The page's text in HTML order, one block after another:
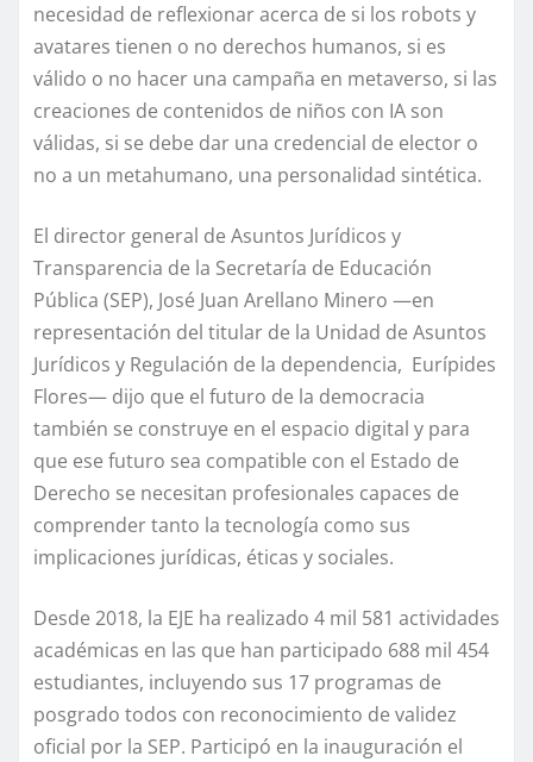
necesidad de reflexionar acerca de si los robots y
avatares tienen o no derechos humanos, si es
válido o no hacer una campaña en metaverso, si las
creaciones de contenidos de niños con IA son
válidas, si se debe dar una credencial de elector o
no a un metahumano, una personalidad sintética.
El director general de Asuntos Jurídicos y
Transparencia de la Secretaría de Educación
Pública (SEP), José Juan Arellano Minero —en
representación del titular de la Unidad de Asuntos
Jurídicos y Regulación de la dependencia, Eurípides
Flores— dijo que el futuro de la democracia
también se construye en el espacio digital y para
que ese futuro sea compatible con el Estado de
Derecho se necesitan profesionales capaces de
comprender tanto la tecnología como sus
implicaciones jurídicas, éticas y sociales.
Desde 2018, la EJE ha realizado 4 mil 581 actividades
académicas en las que han participado 688 mil 454
estudiantes, incluyendo sus 17 programas de
posgrado todos con reconocimiento de validez
oficial por la SEP. Participó en la inauguración el